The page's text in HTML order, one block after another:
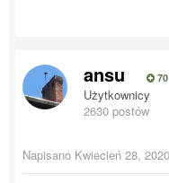
ansu 70
Użytkownicy
2630 postów
Napisano Kwiecień 28, 2020